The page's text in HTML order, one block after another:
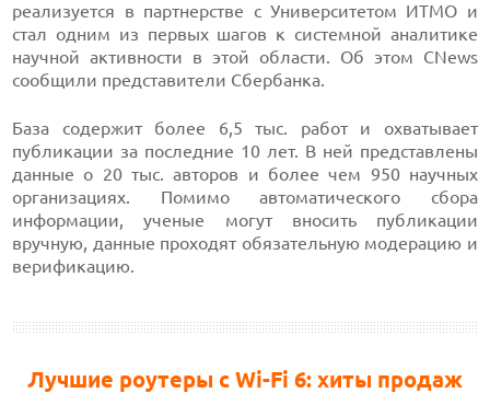
реализуется в партнерстве с Университетом ИТМО и
стал одним из первых шагов к системной аналитике
научной активности в этой области. Об этом CNews
сообщили представители Сбербанка.
База содержит более 6,5 тыс. работ и охватывает
публикации за последние 10 лет. В ней представлены
данные о 20 тыс. авторов и более чем 950 научных
организациях. Помимо автоматического сбора
информации, ученые могут вносить публикации
вручную, данные проходят обязательную модерацию и
верификацию.
Лучшие роутеры с Wi-Fi 6: хиты продаж